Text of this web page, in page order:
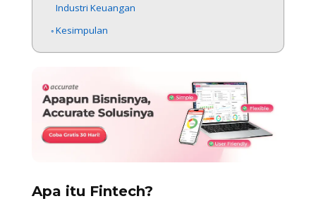
Industri Keuangan
Kesimpulan
Apa itu Fintech?